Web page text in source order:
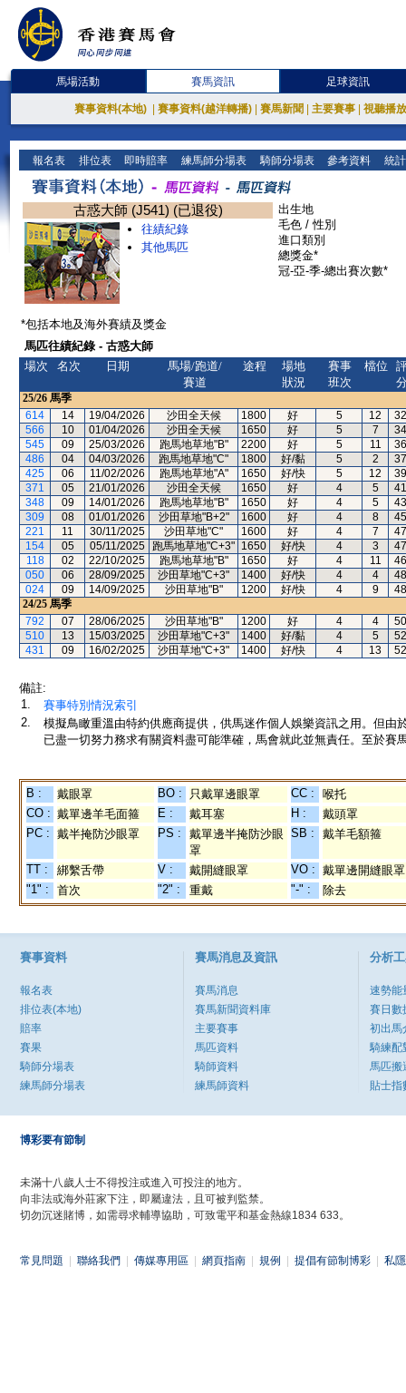
馬場活動 賽馬資訊 足球資訊
賽事資料(本地) 賽事資料(越洋轉播) 賽馬新聞 主要賽事 視聽播
報名表 排位表 即時賠率 練馬師分場表 騎師分場表 參考資料 統
古惑大師 (J541) (已退役)
往績紀錄
其他馬匹
出生地
毛色 / 性別
進口類別
總獎金*
冠-亞-季-總出賽次數*
*包括本地及海外賽績及獎金
馬匹往績紀錄 - 古惑大師
場次
名次 日期
馬場/跑道/
賽道
途程
場地
狀況
賽事
班次
檔位
25/26 馬季
614
14 19/04/2026 沙田全天候 1800 好 5 12
32
566
10 01/04/2026 沙田全天候 1650 好 5 7
34
545
09 25/03/2026 跑馬地草地"B" 2200 好 5 11
36
486
04 04/03/2026 跑馬地草地"C" 1800 好/黏 5 2
37
425
06 11/02/2026 跑馬地草地"A" 1650 好/快 5 12
39
371
05 21/01/2026 沙田全天候 1650 好 4 5
41
348
09 14/01/2026 跑馬地草地"B" 1650 好 4 5
43
309
08 01/01/2026 沙田草地"B+2" 1600 好 4 8
45
221
11 30/11/2025 沙田草地"C" 1600 好 4 7
47
154
05 05/11/2025 跑馬地草地"C+3" 1650 好/快 4 3
47
118
02 22/10/2025 跑馬地草地"B" 1650 好 4 11
46
050
06 28/09/2025 沙田草地"C+3" 1400 好/快 4 4
48
024
09 14/09/2025 沙田草地"B" 1200 好/快 4 9
48
24/25 馬季
792
07 28/06/2025 沙田草地"B" 1200 好 4 4
50
510
13 15/03/2025 沙田草地"C+3" 1400 好/黏 4 5
52
431
09 16/02/2025 沙田草地"C+3" 1400 好/快 4 13 52
備註:
1.
賽事特別情況索引
2.
模擬鳥瞰重溫由特約供應商提供，供馬迷作個人娛樂資訊之用。但
已盡一切努力務求有關資料盡可能準確，馬會就此並無責任。至於賽
B : 戴眼罩 BO : 只戴單邊眼罩 CC :
喉托
CO : 戴單邊羊毛面箍 E : 戴耳塞 H :
戴頭罩
PC : 戴半掩防沙眼罩 PS :
戴單邊半掩防沙眼
罩
SB : 戴羊毛額箍
TT : 綁繫舌帶 V : 戴開縫眼罩 VO : 戴單邊開縫眼罩
"1" :
首次 "2" : 重戴 "-" : 除去
賽事資料
報名表
排位表(本地)
賠率
賽果
騎師分場表
練馬師分場表
賽馬消息及資訊
賽馬消息
賽馬新聞資料庫
主要賽事
馬匹資料
騎師資料
練馬師資料
分析
速勢能
賽日數
初出馬
騎練配
馬匹搬
貼士指
博彩要有節制
未滿十八歲人士不得投注或進入可投注的地方。
向非法或海外莊家下注，即屬違法，且可被判監禁。
切勿沉迷賭博，如需尋求輔導協助，可致電平和基金熱線1834 633。
常見問題 聯絡我們 傳媒專用區 網頁指南 規例 提倡有節制博彩 私